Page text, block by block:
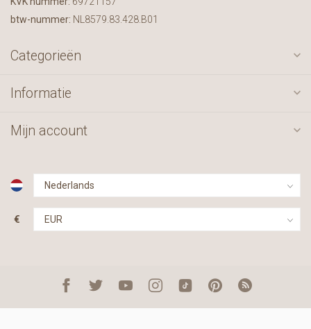
btw-nummer: NL8579.83.428.B01
Categorieën
Informatie
Mijn account
€